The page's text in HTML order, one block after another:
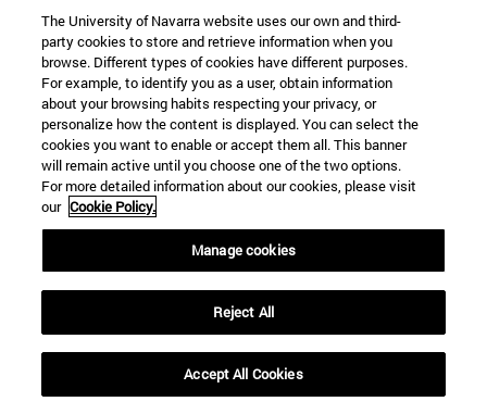
hemisférica».
De igual manera, la nueva Estrategia de Seguridad
estadounidense hace alusión a otros desafíos existentes
en la región, como son las organizaciones criminales
transnacionales, las cuales impiden la estabilidad de
países centroamericanos, especialmente Honduras,
Guatemala y El Salvador. Con todo, el documento solo
dedica una página a Latinoamérica, en la línea de la
tradicional mayor atención de Washington hacia las
áreas del mundo que afectan más a sus intereses y
seguridad.
Una oportunidad para el acercamiento de Estados
Unidos a los países latinoamericanos será la Cumbre de
las Américas, que se celebrará el próximo mes de marzo
The University of Navarra website uses our own and third-
party cookies to store and retrieve information when you
browse. Different types of cookies have different purposes.
For example, to identify you as a user, obtain information
about your browsing habits respecting your privacy, or
personalize how the content is displayed. You can select the
cookies you want to enable or accept them all. This banner
will remain active until you choose one of the two options.
For more detailed information about our cookies, please visit
our Cookie Policy.
Manage cookies
Reject All
Accept All Cookies